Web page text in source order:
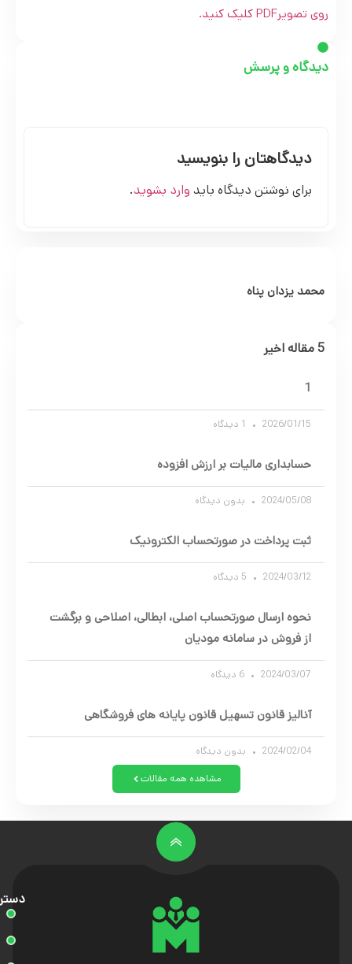
روی تصویرPDF کلیک کنید.
دیدگاه و پرسش
دیدگاهتان را بنویسید
برای نوشتن دیدگاه باید وارد بشوید.
محمد یزدان پناه
5 مقاله اخیر
1
2026/01/15
حسابداری مالیات بر ارزش افزوده
2024/05/08 بدون دیدگاه
ثبت پرداخت در صورتحساب الکترونیک
2024/03/12
نحوه ارسال صورتحساب اصلی، ابطالی، اصلاحی و برگشت
از فروش در سامانه مودیان
2024/03/07
آنالیز قانون تسهیل قانون پایانه های فروشگاهی
2024/02/04 بدون دیدگاه
مشاهده همه مقالات